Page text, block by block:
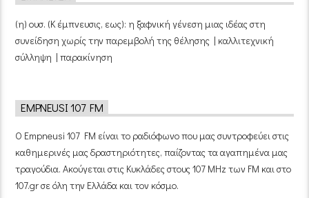
(η) ουσ. (Κ έμπνευσις, εως): η ξαφνική γένεση μιας ιδέας στη
συνείδηση χωρίς την παρεμβολή της θέλησης | καλλιτεχνική
σύλληψη | παρακίνηση
EMPNEUSI 107 FM
Ο Empneusi 107 FM είναι το ραδιόφωνο που μας συντροφεύει στις
καθημερινές μας δραστηριότητες, παίζοντας τα αγαπημένα μας
τραγούδια. Ακούγεται στις Κυκλάδες στους 107 MHz των FM και στο
107.gr σε όλη την Ελλάδα και τον κόσμο.